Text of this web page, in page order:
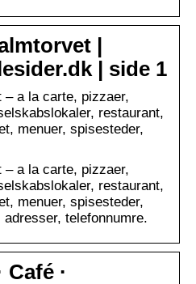
|
| side 1
– a la carte, pizzaer,
restaurant,
menuer, spisesteder,
– a la carte, pizzaer,
restaurant,
menuer, spisesteder,
telefonnumre.
·